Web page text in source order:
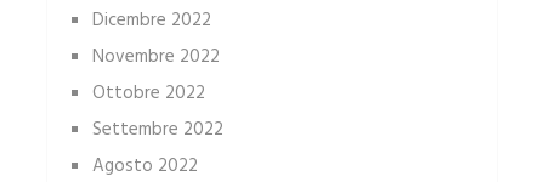
Dicembre 2022
Novembre 2022
Ottobre 2022
Settembre 2022
Agosto 2022